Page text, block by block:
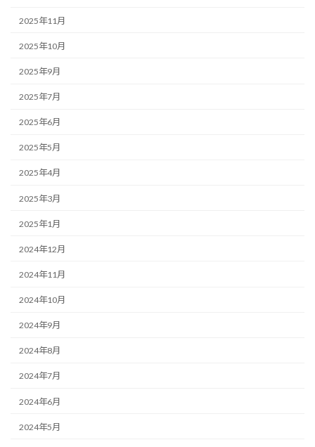
2025年11月
2025年10月
2025年9月
2025年7月
2025年6月
2025年5月
2025年4月
2025年3月
2025年1月
2024年12月
2024年11月
2024年10月
2024年9月
2024年8月
2024年7月
2024年6月
2024年5月